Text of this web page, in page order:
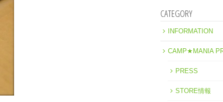
CATEGORY
INFORMATION
CAMP★MANIA
PRESS
STORE情報